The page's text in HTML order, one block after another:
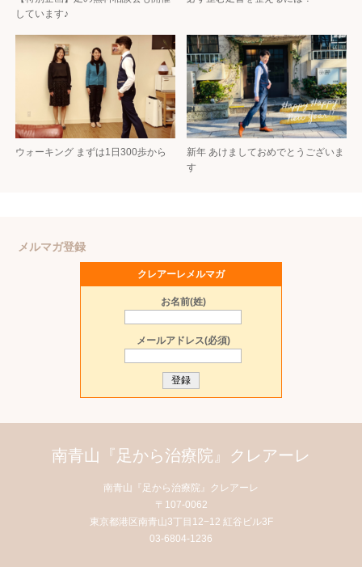
しています♪
ウォーキング まずは1日300歩から
新年 あけましておめでとうございま
す
メルマガ登録
クレアーレメルマガ
お名前(姓)
メールアドレス(必須)
南青山『足から治療院』クレアーレ
南青山『足から治療院』クレアーレ
〒107-0062
東京都港区南青山3丁目12−12 紅谷ビル3F
03-6804-1236